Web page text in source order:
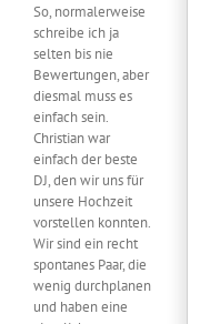
So, normalerweise
schreibe ich ja
selten bis nie
Bewertungen, aber
diesmal muss es
einfach sein.
Christian war
einfach der beste
DJ, den wir uns für
unsere Hochzeit
vorstellen konnten.
Wir sind ein recht
spontanes Paar, die
wenig durchplanen
und haben eine